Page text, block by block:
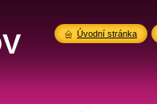
Úvodní stránka